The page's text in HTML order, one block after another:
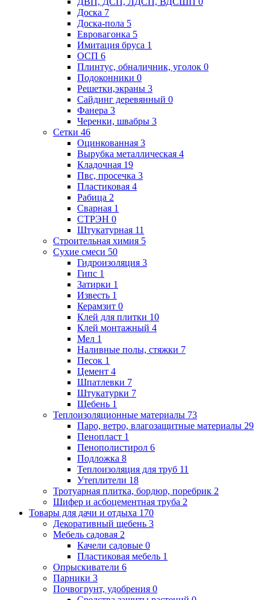
Доска 7
Доска-пола 5
Евровагонка 5
Имитация бруса 1
ОСП 6
Плинтус, обналичник, уголок 0
Подоконники 0
Решетки,экраны 3
Сайдинг деревянный 0
Фанера 3
Черенки, швабры 3
Сетки 46
Оцинкованная 3
Вырубка металлическая 4
Кладочная 19
Пвс, просечка 3
Пластиковая 4
Рабица 2
Сварная 1
СТРЭН 0
Штукатурная 11
Строительная химия 5
Сухие смеси 50
Гидроизоляция 3
Гипс 1
Затирки 1
Известь 1
Керамзит 0
Клей для плитки 10
Клей монтажный 4
Мел 1
Наливные полы, стяжки 7
Песок 1
Цемент 4
Шпатлевки 7
Штукатурки 7
Щебень 1
Теплоизоляционные материалы 73
Паро, ветро, влагозащитные материалы 29
Пенопласт 1
Пенополистирол 6
Подложка 8
Теплоизоляция для труб 11
Утеплители 18
Тротуарная плитка, бордюр, поребрик 2
Шифер и асбоцементная труба 2
Товары для дачи и отдыха 170
Декоративный щебень 3
Мебель садовая 2
Качели садовые 0
Пластиковая мебель 1
Опрыскиватели 6
Парники 3
Почвогрунт, удобрения 0